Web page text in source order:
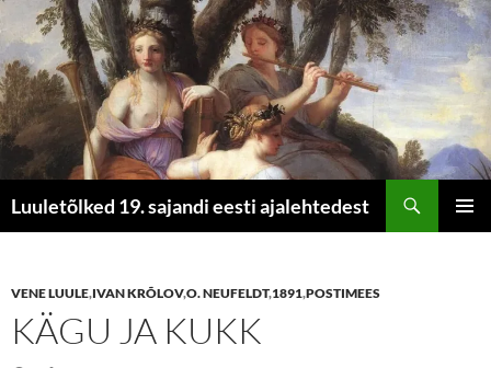
Luuletõlked 19. sajandi eesti ajalehtedest
VENE LUULE,IVAN KRÕLOV,O. NEUFELDT,1891,POSTIMEES
KÄGU JA KUKK